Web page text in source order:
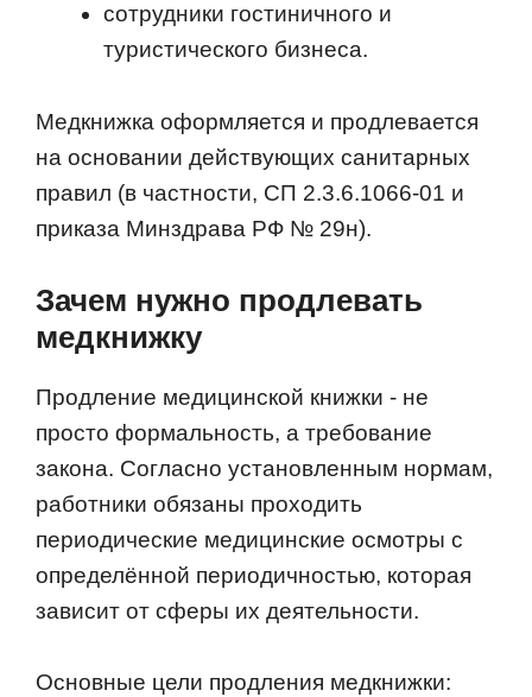
сотрудники гостиничного и
туристического бизнеса.
Медкнижка оформляется и продлевается
на основании действующих санитарных
правил (в частности, СП 2.3.6.1066-01 и
приказа Минздрава РФ № 29н).
Зачем нужно продлевать
медкнижку
Продление медицинской книжки - не
просто формальность, а требование
закона. Согласно установленным нормам,
работники обязаны проходить
периодические медицинские осмотры с
определённой периодичностью, которая
зависит от сферы их деятельности.
Основные цели продления медкнижки: